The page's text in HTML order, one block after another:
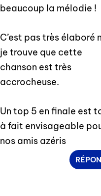
beaucoup la mélodie !
C’est pas très élaboré
je trouve que cette
chanson est très
accrocheuse.
Un top 5 en finale est
à fait envisageable
nos amis azéris